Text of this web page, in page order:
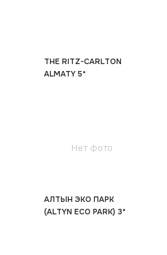
THE RITZ-CARLTON
ALMATY 5*
Нет фото
АЛТЫН ЭКО ПАРК
(ALTYN ECO PARK) 3*